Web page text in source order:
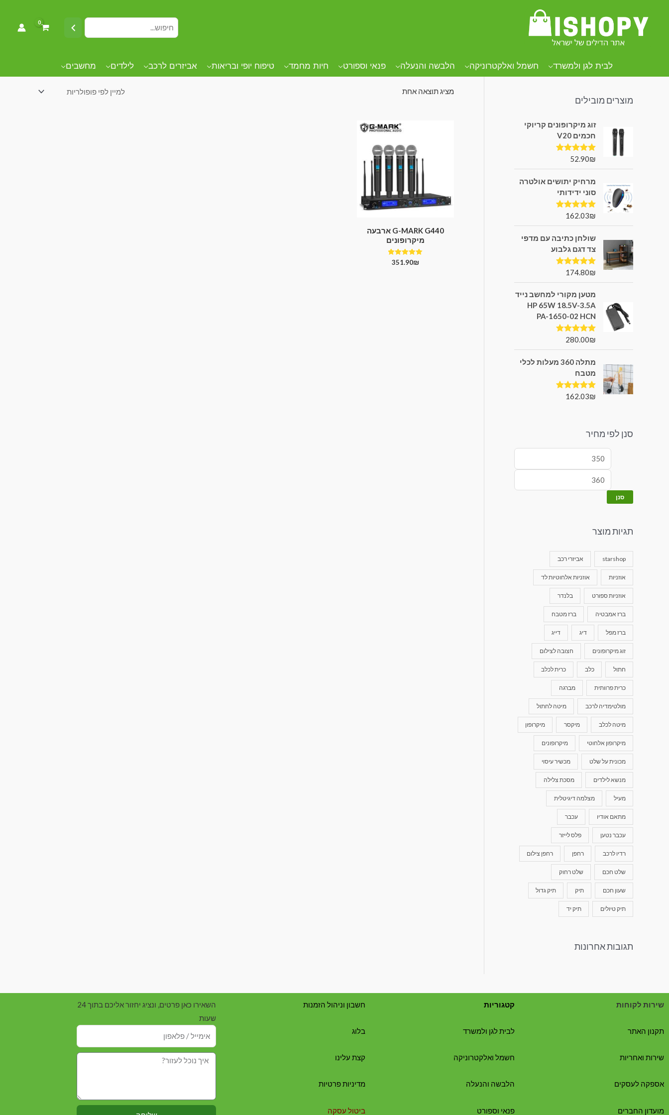
לבית לגן ולמשרד חשמל ואלקטרוניקה הלבשה והנעלה פנאי וספורט חיות מחמד טיפוח יופי ובריאות אביזרים לרכב לילדים מחשבים
קטגוריות מוצרים
מוצרים מובילים
זוג מיקרופונים קריוקי
חכמים V20
דורג5.00
52.90₪
מרחיק יתושים אולטרה
סוני ידידותי
דורג5.00
162.03₪
שולחן כתיבה עם מדפי
צד דגם גלבוע
דורג5.00
174.80₪
מטען מקורי למחשב נייד
HP 65W 18.5V-3.5A
PA-1650-02 HCN
דורג5.00
280.00₪
מתלה 360 מעלות לכלי
מטבח
דורג5.00
162.03₪
סנן לפי מחיר
סנן
תגיות מוצר
starshop אביזרי רכב
אוזניות אוזניות אלחוטיות לד
אוזניות ספורט בלנדר
ברז אמבטיה ברז מטבח
ברז מפל דיג דייג
זוג מיקרופונים חצובה לצילום
חתול כלב כרית לכלב
כרית פרוותית מברגה
מולטימדיה לרכב מיטה לחתול
מיטה לכלב מיקסר מיקרופון
מיקרופון אלחוטי מיקרופונים
מכונית על שלט מכשיר עיסוי
מנשא לילדים מסכת צלילה
מעיל מצלמה דיגיטלית
מתאם אודיו עכבר
עכבר נטען פלס לייזר
רדיו לרכב רחפן רחפן צילום
שלט חכם שלט רחוק
שעון חכם תיק תיק גדול
תיק טיולים תיק יד
תגובות אחרונות
4 מיקרופונים
מציג תוצאה אחת
G-MARK G440 ארבעה
מיקרופונים
דורג
5.00
351.90₪
שירות לקוחות
תקנון האתר
שירות ואחריות
אספקה לעסקים
מועדון החברים
קטגוריות
לבית לגן ולמשרד
חשמל ואלקטרוניקה
הלבשה והנעלה
פנאי וספורט
חשבון וניהול הזמנות
בלוג
קצת עלינו
מדיניות פרטיות
ביטול עסקה
השאירו כאן פרטים, ונציג יחזור אליכם בתוך 24
שעות